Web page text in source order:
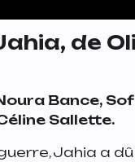
, de
Bance,
Sallette.
Jahia a